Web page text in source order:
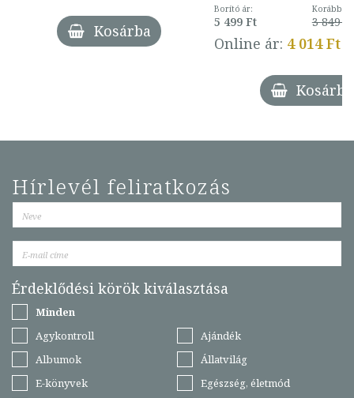
Kosárba
Borító ár:
5 499 Ft
Korábbi
3 849 Ft
Online ár: 4 014 Ft
Kosárba
Hírlevél feliratkozás
Érdeklődési körök kiválasztása
Minden
Agykontroll
Ajándék
Albumok
Állatvilág
E-könyvek
Egészség, életmód